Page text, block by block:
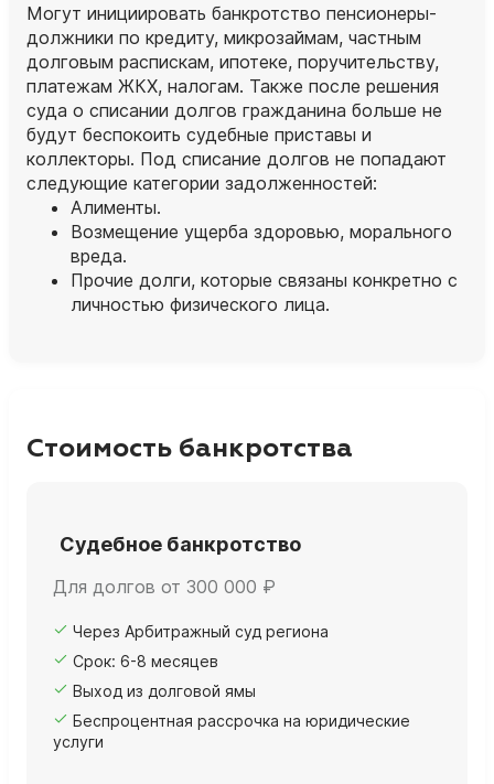
Могут инициировать банкротство пенсионеры-
должники по кредиту, микрозаймам, частным
долговым распискам, ипотеке, поручительству,
платежам ЖКХ, налогам. Также после решения
суда о списании долгов гражданина больше не
будут беспокоить судебные приставы и
коллекторы. Под списание долгов не попадают
следующие категории задолженностей:
Алименты.
Возмещение ущерба здоровью, морального
вреда.
Прочие долги, которые связаны конкретно с
личностью физического лица.
Стоимость банкротства
Судебное банкротство
Для долгов от 300 000 ₽
Через Арбитражный суд региона
Срок: 6-8 месяцев
Выход из долговой ямы
Беспроцентная рассрочка на юридические
услуги